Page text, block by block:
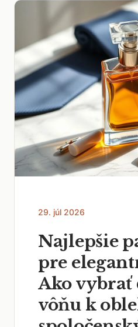
29. júl 2026
Najlepšie
pre
Ako vybrať
vôňu k